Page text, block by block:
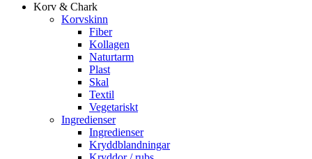
Korv & Chark
Korvskinn
Fiber
Kollagen
Naturtarm
Plast
Skal
Textil
Vegetariskt
Ingredienser
Ingredienser
Kryddblandningar